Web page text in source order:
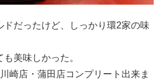
ドだったけど、しっかり環2家の味
美味しかった。
崎店・蒲田店コンプリート出来ま